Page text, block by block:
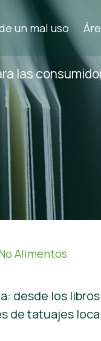
un mal uso
las
Alimentos
desde los
de tatuajes